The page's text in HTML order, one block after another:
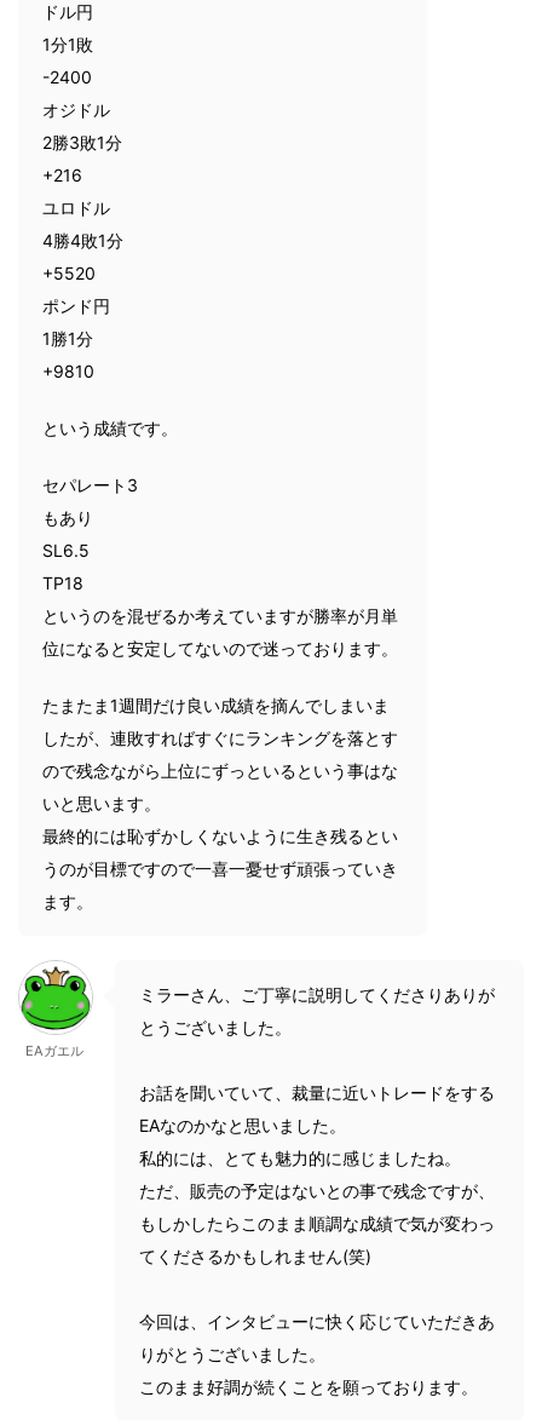
ドル円
1分1敗
-2400
オジドル
2勝3敗1分
+216
ユロドル
4勝4敗1分
+5520
ポンド円
1勝1分
+9810
という成績です。
セパレート3
もあり
SL6.5
TP18
というのを混ぜるか考えていますが勝率が月単
位になると安定してないので迷っております。
たまたま1週間だけ良い成績を摘んでしまいま
したが、連敗すればすぐにランキングを落とす
ので残念ながら上位にずっといるという事はな
いと思います。
最終的には恥ずかしくないように生き残るとい
うのが目標ですので一喜一憂せず頑張っていき
ます。
EAガエル
ミラーさん、ご丁寧に説明してくださりありが
とうございました。
お話を聞いていて、裁量に近いトレードをする
EAなのかなと思いました。
私的には、とても魅力的に感じましたね。
ただ、販売の予定はないとの事で残念ですが、
もしかしたらこのまま順調な成績で気が変わっ
てくださるかもしれません(笑)
今回は、インタビューに快く応じていただきあ
りがとうございました。
このまま好調が続くことを願っております。